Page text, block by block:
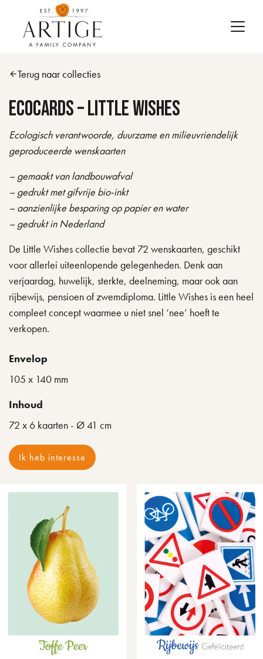
Skip to main content
arrow_backTerug naar collecties
EcoCards – Little Wishes
Ecologisch verantwoorde, duurzame en milieuvriendelijk
geproduceerde wenskaarten
– gemaakt van landbouwafval
– gedrukt met gifvrije bio-inkt
– aanzienlijke besparing op papier en water
– gedrukt in Nederland
De Little Wishes collectie bevat 72 wenskaarten, geschikt
voor allerlei uiteenlopende gelegenheden. Denk aan
verjaardag, huwelijk, sterkte, deelneming, maar ook aan
rijbewijs, pensioen of zwemdiploma. Little Wishes is een heel
compleet concept waarmee u niet snel ‘nee’ hoeft te
verkopen.
Envelop
105 x 140 mm
Inhoud
72 x 6 kaarten - Ø 41 cm
Ik heb interesse